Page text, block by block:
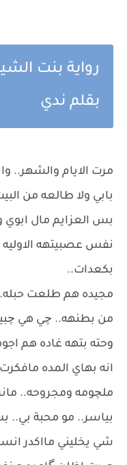
رواية بنت
بقلم ندي
مرت الايام والشهر..
بابي ولا طالعه من
بس العزايم مال
نفس عصبيتهه
بكعدات..
مجيده هم طلعت
من بطنهه.. چي هي
وحته بتهه غاده هم
انه بهاي المده
ملچومه ومجروحه..
بياسر.. مو محبة بي..
شي يخليني مااكدر